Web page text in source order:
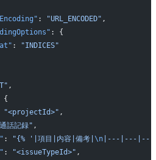
: "URL_ENCODED" ,
: {
:
"INDICES"
,
{
"<projectId>" ,
話記録" ,
: "{% '|項目|内容|備考| \n|---|---|---
: "<issueTypeId>" ,